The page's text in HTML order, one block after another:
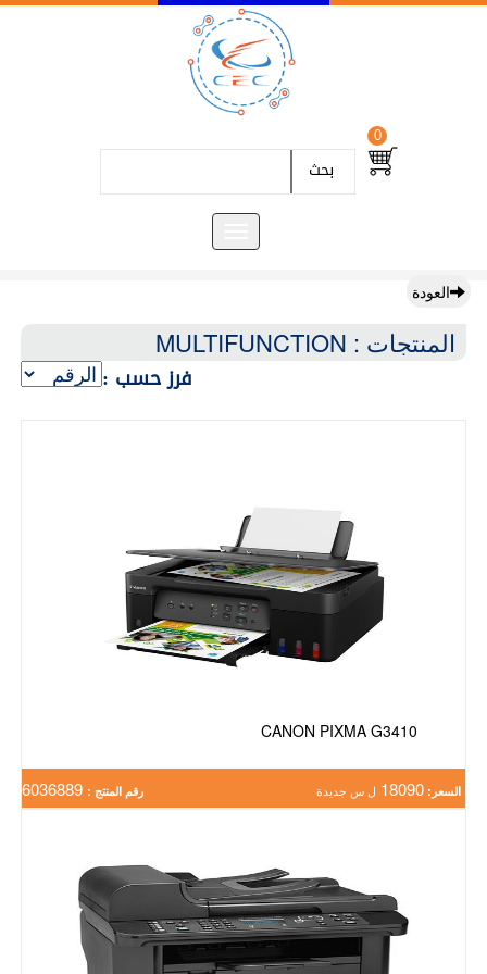
0
بحث
العودة
المنتجات : MULTIFUNCTION
فرز حسب :
CANON PIXMA G3410
السعر: 18090 ل س جديدة رقم المنتج :